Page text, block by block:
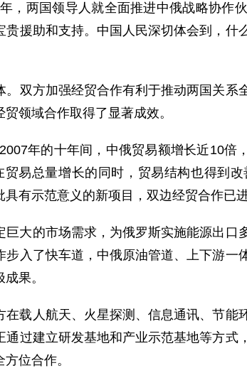
两国领导人就全面推进中俄战略协作
援助和支持。中国人民深切体会到，
方加强经贸合作有利于推动两国关系
领域合作取得了显著成效。
的十年间，中俄贸易额增长近10倍
易总量增长的同时，贸易结构也得到
有示范意义的新项目，双边经贸合作已
的市场需求，为俄罗斯实施能源出口
入了快车道，中俄原油管道、上下游一
果。
人航天、火星探测、信息通讯、节能
过建立研发基地和产业示范基地等方式
位合作。